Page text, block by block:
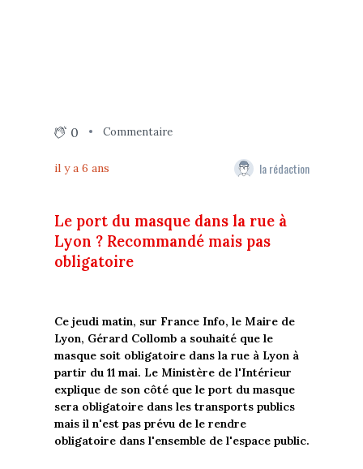
0 Commentaire
il y a 6 ans la rédaction
Le port du masque dans la rue à
Lyon ? Recommandé mais pas
obligatoire
Ce jeudi matin, sur France Info, le Maire de
Lyon, Gérard Collomb a souhaité que le
masque soit obligatoire dans la rue à Lyon à
partir du 11 mai. Le Ministère de l'Intérieur
explique de son côté que le port du masque
sera obligatoire dans les transports publics
mais il n'est pas prévu de le rendre
obligatoire dans l'ensemble de l'espace public.